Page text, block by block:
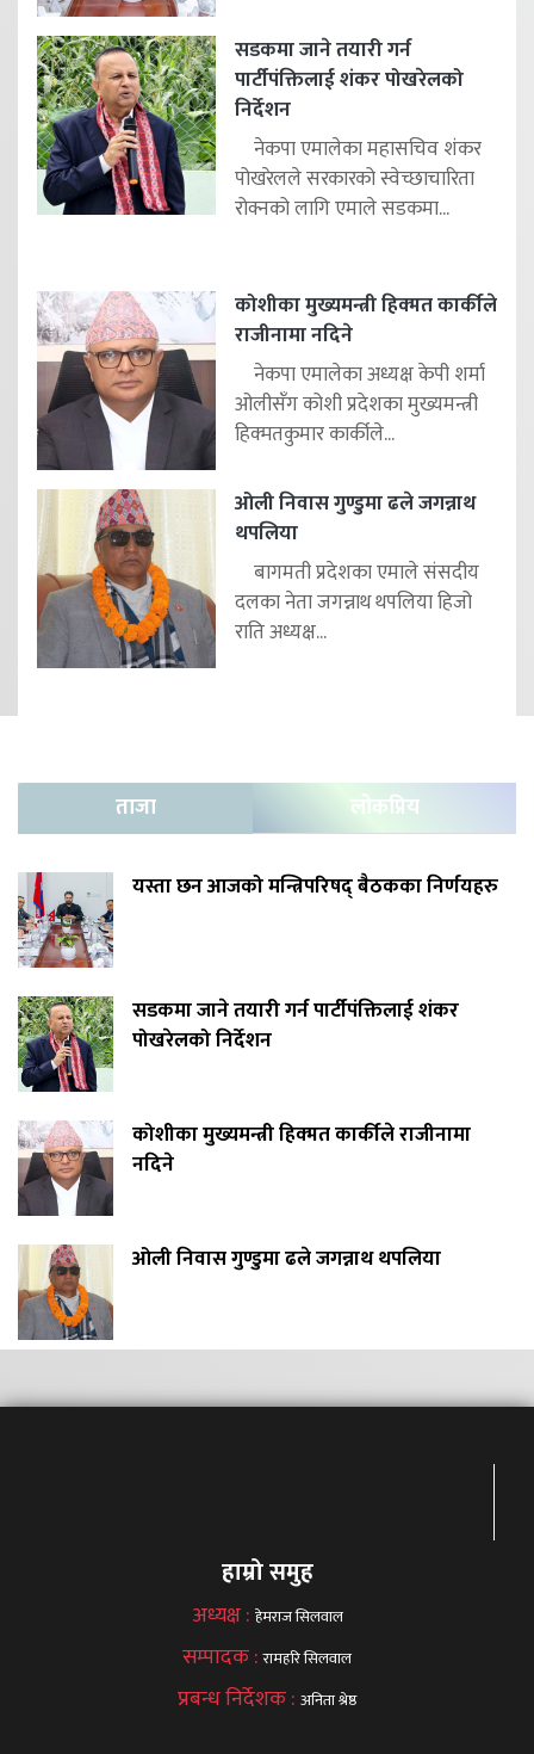
सडकमा जाने तयारी गर्न
पार्टीपंक्तिलाई शंकर पोखरेलको
निर्देशन
नेकपा एमालेका महासचिव शंकर
पोखरेलले सरकारको स्वेच्छाचारिता
रोक्नको लागि एमाले सडकमा...
कोशीका मुख्यमन्त्री हिक्मत कार्कीले
राजीनामा नदिने
नेकपा एमालेका अध्यक्ष केपी शर्मा
ओलीसँग कोशी प्रदेशका मुख्यमन्त्री
हिक्मतकुमार कार्कीले...
ओली निवास गुण्डुमा ढले जगन्नाथ
थपलिया
बागमती प्रदेशका एमाले संसदीय
दलका नेता जगन्नाथ थपलिया हिजो
राति अध्यक्ष...
ताजा लोकप्रिय
यस्ता छन आजको मन्त्रिपरिषद् बैठकका निर्णयहरु
सडकमा जाने तयारी गर्न पार्टीपंक्तिलाई शंकर
पोखरेलको निर्देशन
कोशीका मुख्यमन्त्री हिक्मत कार्कीले राजीनामा
नदिने
ओली निवास गुण्डुमा ढले जगन्नाथ थपलिया
हाम्रो समुह
अध्यक्ष : हेमराज सिलवाल
सम्पादक :रामहरि सिलवाल
प्रबन्ध निर्देशक : अनिता श्रेष्ठ